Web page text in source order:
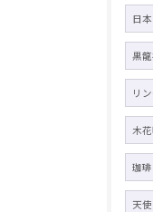
日本
黒
リ
木
珈琲
天